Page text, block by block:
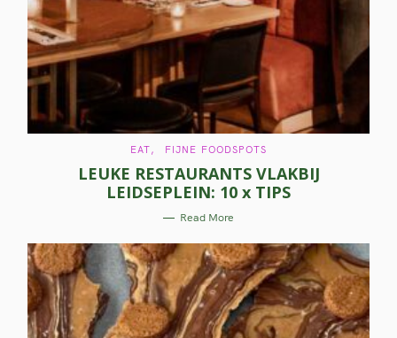
C
T
E
G
O
R
I
S
EAT FIJNE FOODSPOTS
LEUKE RESTAURANTS VLAKBIJ
LEIDSEPLEIN: 10 x TIPS
Read More